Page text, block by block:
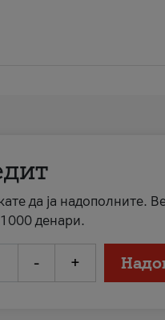
да ја надополните.
денари.
- +